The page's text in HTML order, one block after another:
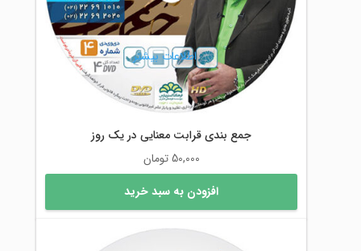
اطلاعات بیشتر
جمع بندی قرابت معنایی در یک روز
50,000 تومان
افزودن به سبد خرید